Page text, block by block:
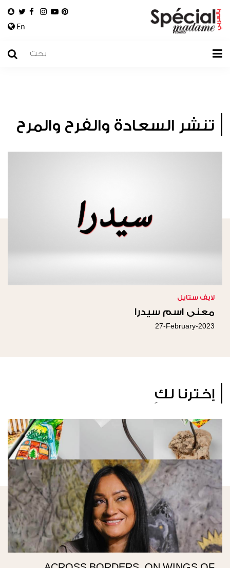
En
تنشر السعادة والفرح والمرح
لايف ستايل
معنى اسم سيدرا
27-February-2023
إخترنا لكِ